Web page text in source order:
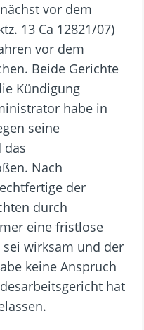
vor dem
13 Ca 12821/07)
vor dem
Beide Gerichte
Kündigung
habe in
seine
das
Nach
der
durch
eine fristlose
wirksam und der
keine Anspruch
hat